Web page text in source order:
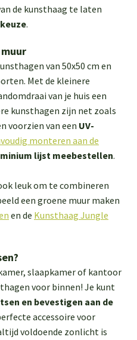
de kunsthaag te laten
.
van 50x50 cm en
Met de kleinere
van je huis een
kunsthagen zijn net zoals
voorzien van een UV-
monteren aan de
lijst meebestellen.
leuk om te combineren
een groene muur maken
en de Kunsthaag Jungle
slaapkamer of kantoor
voor binnen! Je kunt
en bevestigen aan de
accessoire voor
voldoende zonlicht is